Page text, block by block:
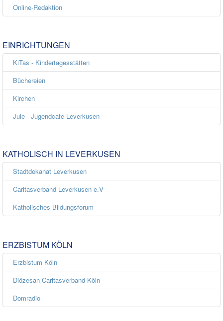
Online-Redaktion
EINRICHTUNGEN
KiTas - Kindertagesstätten
Büchereien
Kirchen
Jule - Jugendcafe Leverkusen
KATHOLISCH IN LEVERKUSEN
Stadtdekanat Leverkusen
Caritasverband Leverkusen e.V
Katholisches Bildungsforum
ERZBISTUM KÖLN
Erzbistum Köln
Diözesan-Caritasverband Köln
Domradio